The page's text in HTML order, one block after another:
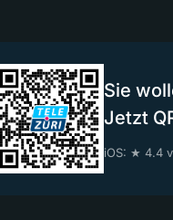
Sie
Jetzt
iOS: ★ 4.4